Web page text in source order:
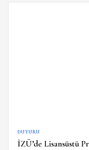
DUYURU
İZÜ’de Lisansüstü